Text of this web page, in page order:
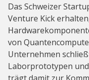
Das Schweizer
Venture Kick
von
Unternehmen
Laborprototypen
trägt damit zur